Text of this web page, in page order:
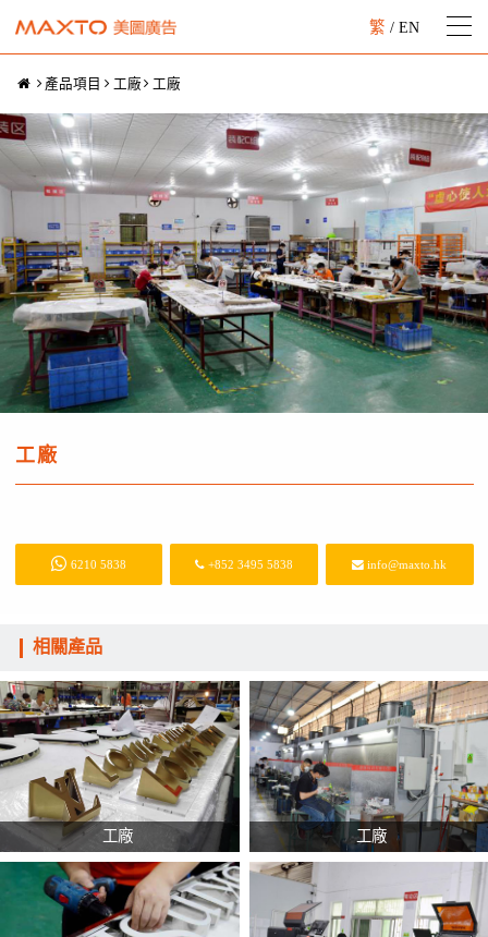
繁 / EN
產品項目 工廠 工廠
工廠
6210 5838 +852 3495 5838 info@maxto.hk
相關產品
工廠 工廠